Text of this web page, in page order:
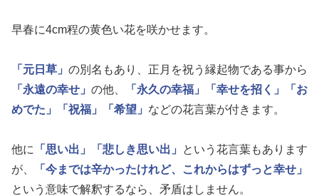
早春に4cm程の黄色い花を咲かせます。
「元日草」 の別名もあり、正月を祝う縁起物である事から
「永遠の幸せ」 の他、 「永久の幸福」 「幸せを招く」
「お
めでた」
「祝福」 「希望」 などの花言葉が付きます。
他に 「思い出」 「悲しき思い出」
という花言葉もあります
が、
「今までは辛かったけれど、これからはずっと幸せ」
という意味で解釈するなら、矛盾はしません。